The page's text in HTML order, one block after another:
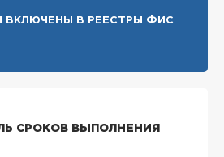
ВКЛЮЧЕНЫ В РЕЕСТРЫ ФИС
СРОКОВ ВЫПОЛНЕНИЯ